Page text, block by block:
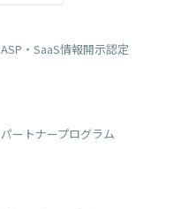
ASP・SaaS情報開示認定
パートナープログラム